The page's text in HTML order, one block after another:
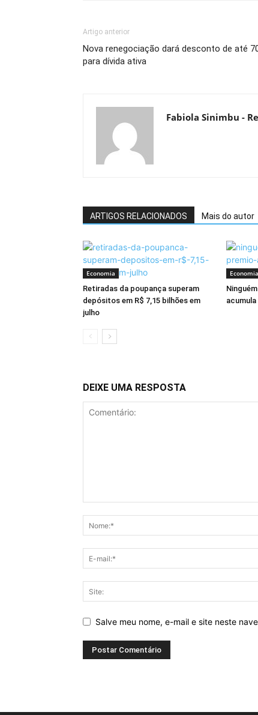
Artigo anterior
Nova renegociação dará desconto de até
para dívida ativa
Fabiola Sinimbu -
ARTIGOS RELACIONADOS Mais do autor
Economia
Retiradas da poupança superam
depósitos em R$ 7,15 bilhões em
julho
Economia
acumula
DEIXE UMA RESPOSTA
Salve meu nome, e-mail e site neste